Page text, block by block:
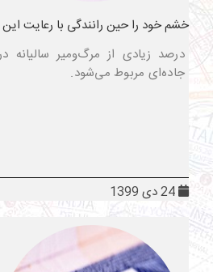
خشم خود را حین رانندگی با رعایت این
درصد زیادی از مرگ‌ومیر سالیانه
جاده‌ای مربوط می‌شود.